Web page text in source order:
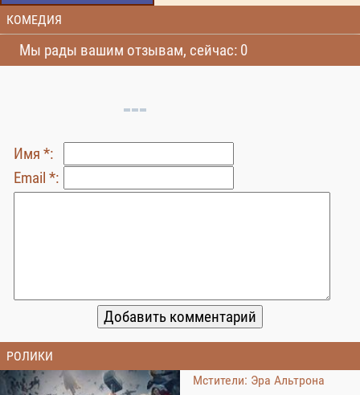
КОМЕДИЯ
Мы рады вашим отзывам, сейчас: 0
Имя *:
Email *:
РОЛИКИ
Мстители: Эра Альтрона